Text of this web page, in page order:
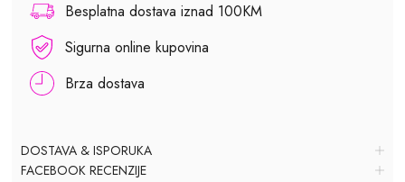
Besplatna dostava iznad 100KM
Sigurna online kupovina
Brza dostava
DOSTAVA & ISPORUKA
FACEBOOK RECENZIJE